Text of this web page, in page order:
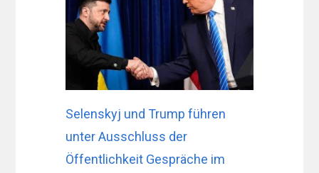
Selenskyj und Trump führen
unter Ausschluss der
Öffentlichkeit Gespräche im